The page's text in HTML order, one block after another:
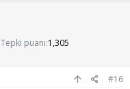
Tepki puanı 1,305
#16